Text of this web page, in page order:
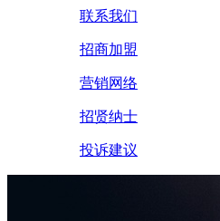
联系我们
招商加盟
营销网络
招贤纳士
投诉建议